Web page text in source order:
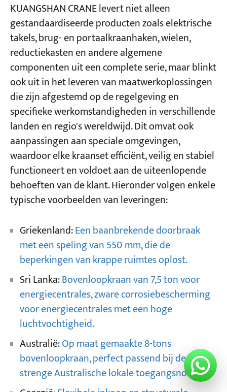
KUANGSHAN CRANE levert niet alleen
gestandaardiseerde producten zoals elektrische
takels, brug- en portaalkraanhaken, wielen,
reductiekasten en andere algemene
componenten uit een complete serie, maar blinkt
ook uit in het leveren van maatwerkoplossingen
die zijn afgestemd op de regelgeving en
specifieke werkomstandigheden in verschillende
landen en regio's wereldwijd. Dit omvat ook
aanpassingen aan speciale omgevingen,
waardoor elke kraanset efficiënt, veilig en stabiel
functioneert en voldoet aan de uiteenlopende
behoeften van de klant. Hieronder volgen enkele
typische voorbeelden van leveringen:
Griekenland:Een baanbrekende doorbraak
met een speling van 550 mm, die de
beperkingen van krappe ruimtes oplost.
Sri Lanka:Bovenloopkraan van 7,5 ton voor
energiecentrales, zware corrosiebescherming
voor energiecentrales met een hoge
luchtvochtigheid.
Australië:Op maat gemaakte 8-tons
bovenloopkraan, perfect passend bij de
strenge Australische lokale toegangsnormen.